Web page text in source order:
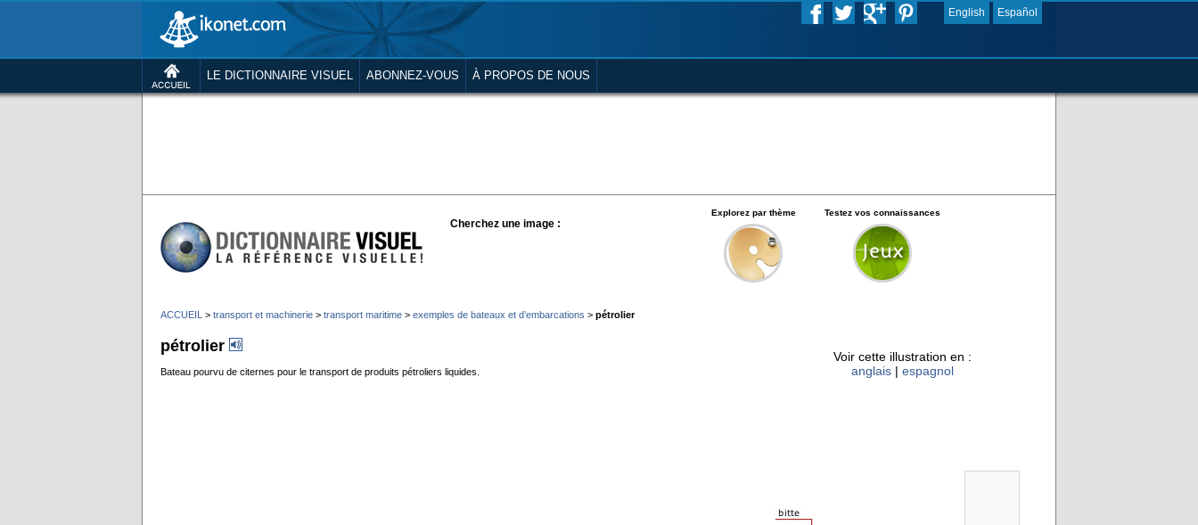
English Español
LE DICTIONNAIRE VISUEL ABONNEZ-VOUS À PROPOS DE NOUS
Cherchez une image :
Explorez par thème Testez vos connaissances
ACCUEIL > transport et machinerie > transport maritime > exemples de bateaux et d’embarcations > pétrolier
pétrolier
Bateau pourvu de citernes pour le transport de produits pétroliers liquides.
Voir cette illustration en :
anglais | espagnol